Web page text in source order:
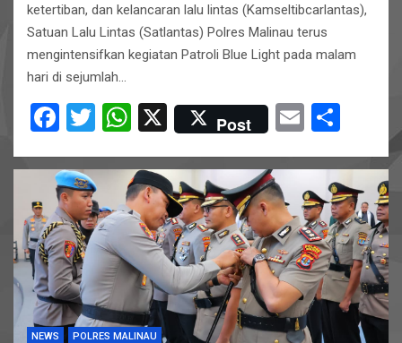
ketertiban, dan kelancaran lalu lintas (Kamseltibcarlantas),
Satuan Lalu Lintas (Satlantas) Polres Malinau terus
mengintensifkan kegiatan Patroli Blue Light pada malam
hari di sejumlah…
F
ce
b
o
o
k
T
tt
er
W
at
s
A
p
p
X Post
E
ail ar
e
NEWS POLRES MALINAU